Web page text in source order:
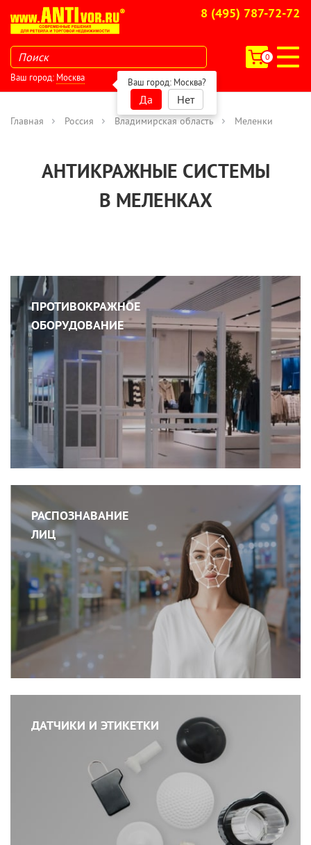
8 (495) 787-72-72
0
Ваш город: Москва Ваш город: Москва?
Да Нет
Главная Россия Владимирская область Меленки
АНТИКРАЖНЫЕ СИСТЕМЫ
В МЕЛЕНКАХ
ПРОТИВОКРАЖНОЕ
ОБОРУДОВАНИЕ
РАСПОЗНАВАНИЕ
ЛИЦ
ДАТЧИКИ И ЭТИКЕТКИ